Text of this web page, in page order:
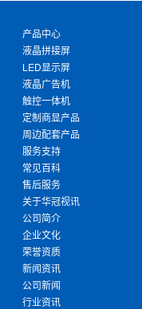
产品中心
液晶拼接屏
LED显示屏
液晶广告机
触控一体机
定制商显产品
周边配套产品
服务支持
常见百科
售后服务
关于华冠视讯
公司简介
企业文化
荣誉资质
新闻资讯
公司新闻
行业资讯